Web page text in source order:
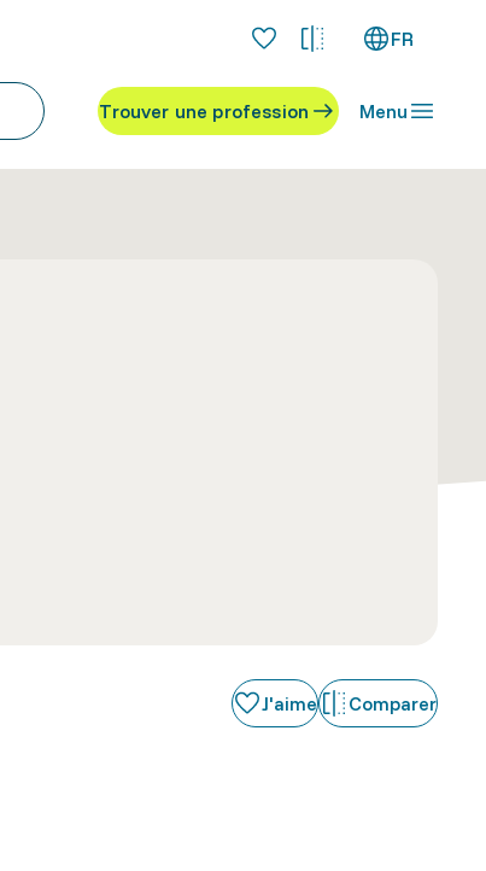
FR
Trouver une profession Menu
J'aime Comparer